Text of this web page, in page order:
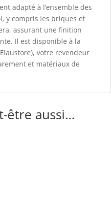
adapté à l’ensemble des
y compris les briques et
assurant une finition
Il est disponible à la
votre revendeur
et matériaux de
être aussi…